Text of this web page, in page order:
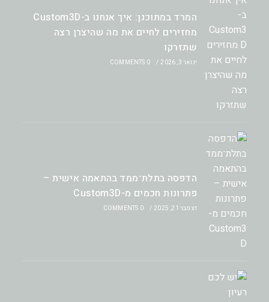
המרד במתוכנן: איך אנחנו ב-Custom3D
מחזירים לחיים את מה שהיצרן רצה
שתזרקו
ינואר 3, 2026 /
0 COMMENTS
הדפסה בתלת־ממד בהתאמה אישית –
פתרונות חכמים מ-Custom3D
דצמבר 21, 2025 /
0 COMMENTS